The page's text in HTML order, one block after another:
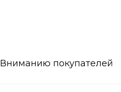
Вниманию покупателей